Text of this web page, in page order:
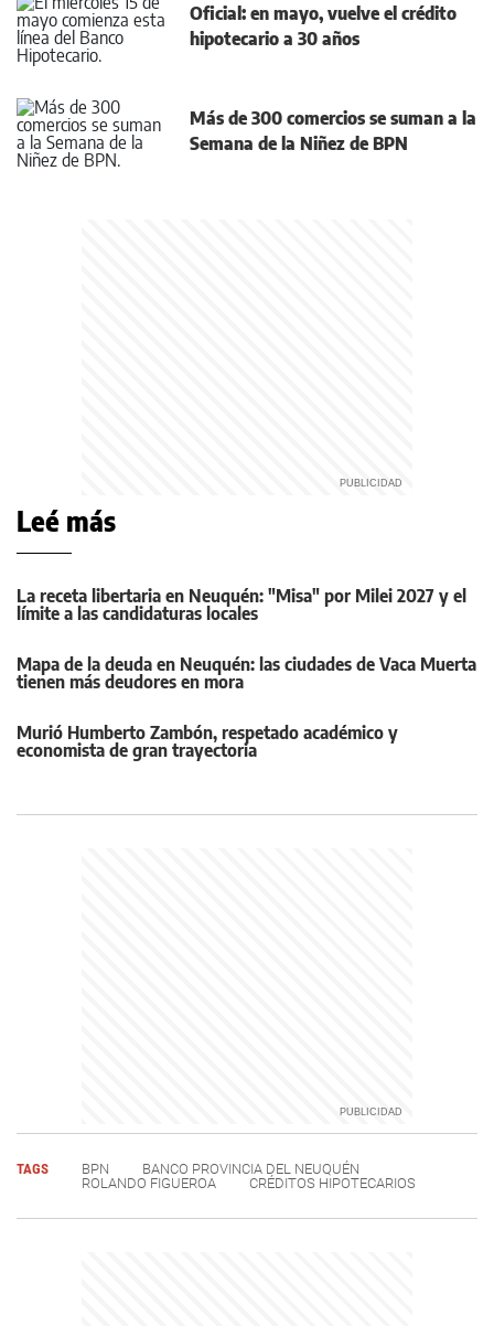
Oficial: en mayo, vuelve el crédito
hipotecario a 30 años
Más de 300 comercios se suman a la
Semana de la Niñez de BPN
Leé más
La receta libertaria en Neuquén: "Misa" por Milei 2027 y el
límite a las candidaturas locales
Mapa de la deuda en Neuquén: las ciudades de Vaca Muerta
tienen más deudores en mora
Murió Humberto Zambón, respetado académico y
economista de gran trayectoria
TAGS BPN
BANCO PROVINCIA DEL NEUQUÉN
ROLANDO FIGUEROA
CRÉDITOS HIPOTECARIOS